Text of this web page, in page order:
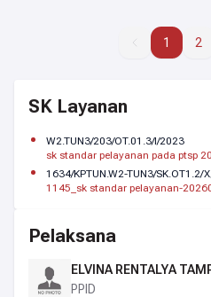
11 2
SK Layanan
W2.TUN3/203/OT.01.3/I/2023
sk standar pelayanan pada ptsp
1634/KPTUN.W2-TUN3/SK.OT1.2/
1145_sk standar pelayanan-
Pelaksana
ELVINA RENTALYA
PPID